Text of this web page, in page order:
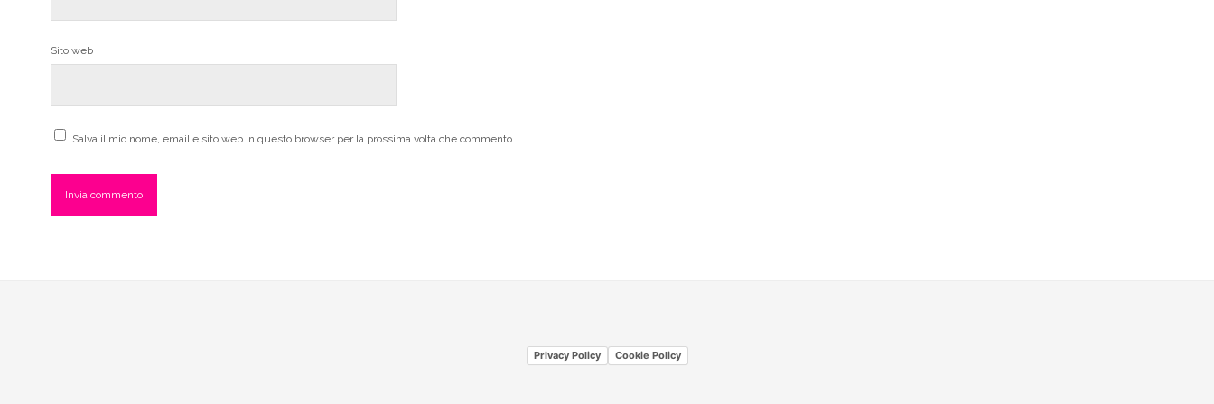
Sito web
Salva il mio nome, email e sito web in questo browser per la prossima volta che commento.
Privacy Policy Cookie Policy